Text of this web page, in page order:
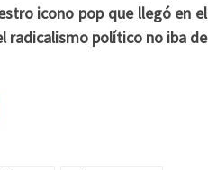
icono pop que llegó en el
radicalismo político no iba de